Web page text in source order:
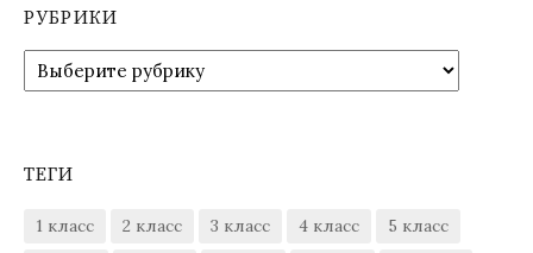
РУБРИКИ
Рубрики
ТЕГИ
1 класс 2 класс 3 класс 4 класс
5 класс